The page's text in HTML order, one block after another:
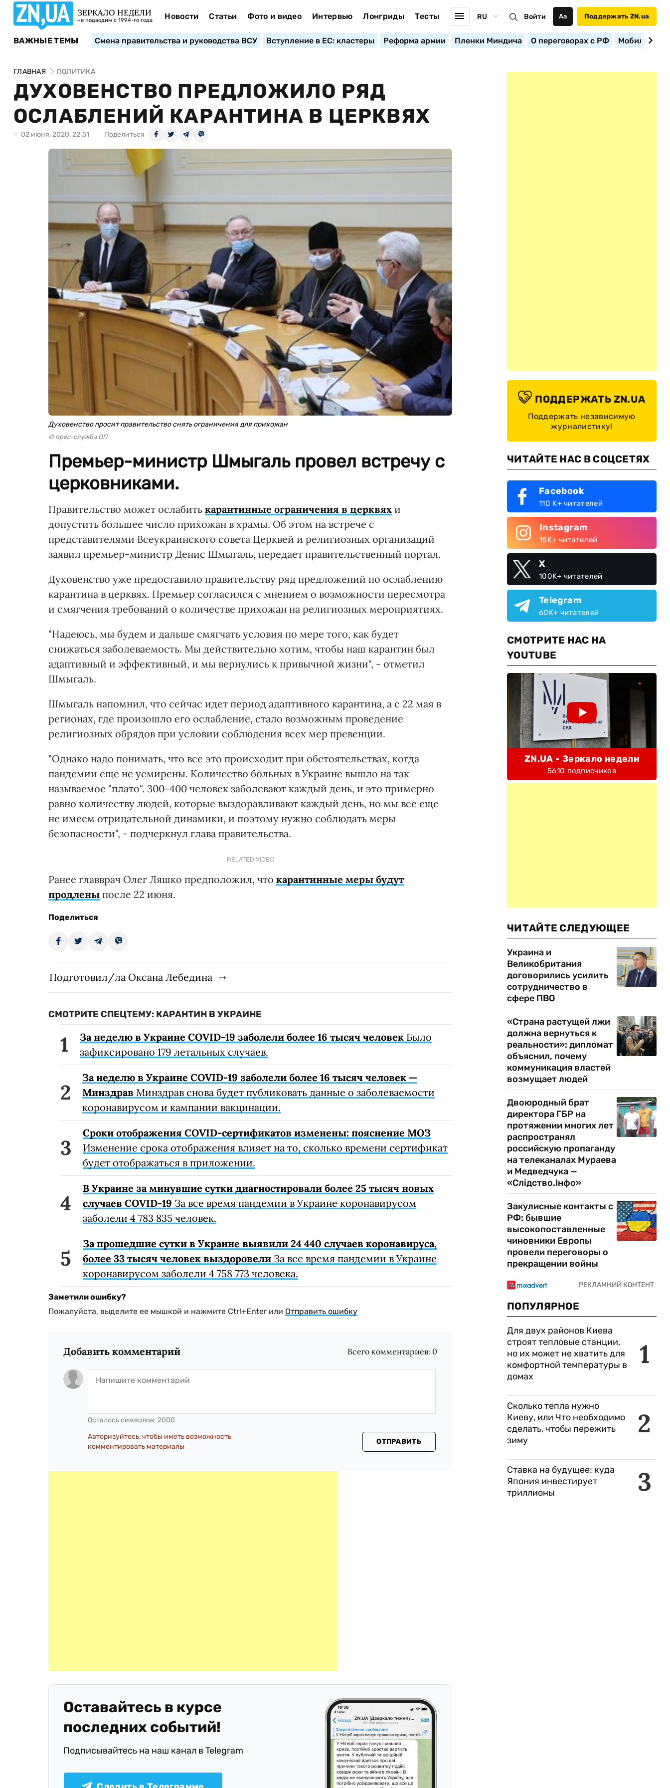
ЗЕРКАЛО НЕДЕЛИ
не подводим с 1994-го года Новости Статьи Фото и видео Интервью Лонгриды Тесты RU Войти Аа Поддержать ZN.ua
ВАЖНЫЕ ТЕМЫ Смена правительства и руководства ВСУ Вступление в ЕС: кластеры Реформа армии Пленки Миндича О переговорах с РФ
ГЛАВНАЯ ПОЛИТИКА
ДУХОВЕНСТВО ПРЕДЛОЖИЛО РЯД
ОСЛАБЛЕНИЙ КАРАНТИНА В ЦЕРКВЯХ
02 июня, 2020, 22:51 Поделиться
Духовенство просит правительство снять ограничения для прихожан
© прес-служба ОП
Премьер-министр Шмыгаль провел встречу с
церковниками.
Правительство может ослабить карантинные ограничения в церквях и
допустить большее число прихожан в храмы. Об этом на встрече с
представителями Всеукраинского совета Церквей и религиозных организаций
заявил премьер-министр Денис Шмыгаль, передает правительственный портал.
Духовенство уже предоставило правительству ряд предложений по ослаблению
карантина в церквях. Премьер согласился с мнением о возможности пересмотра
и смягчения требований о количестве прихожан на религиозных мероприятиях.
"Надеюсь, мы будем и дальше смягчать условия по мере того, как будет
снижаться заболеваемость. Мы действительно хотим, чтобы наш карантин был
адаптивный и эффективный, и мы вернулись к привычной жизни", - отметил
Шмыгаль.
Шмыгаль напомнил, что сейчас идет период адаптивного карантина, а с 22 мая в
регионах, где произошло его ослабление, стало возможным проведение
религиозных обрядов при условии соблюдения всех мер превенции.
"Однако надо понимать, что все это происходит при обстоятельствах, когда
пандемии еще не усмирены. Количество больных в Украине вышло на так
называемое "плато". 300-400 человек заболевают каждый день, и это примерно
равно количеству людей, которые выздоравливают каждый день, но мы все еще
не имеем отрицательной динамики, и поэтому нужно соблюдать меры
безопасности", - подчеркнул глава правительства.
RELATED VIDEO
Ранее главврач Олег Ляшко предположил, что карантинные меры будут
продлены после 22 июня.
Поделиться
Подготовил/ла Оксана Лебедина
СМОТРИТЕ СПЕЦТЕМУ: КАРАНТИН В УКРАИНЕ
За неделю в Украине COVID-19 заболели более 16 тысяч человек Было
зафиксировано 179 летальных случаев.
За неделю в Украине COVID-19 заболели более 16 тысяч человек —
Минздрав Минздрав снова будет публиковать данные о заболеваемости
коронавирусом и кампании вакцинации.
Сроки отображения COVID-сертификатов изменены: пояснение МОЗ
Изменение срока отображения влияет на то, сколько времени сертификат
будет отображаться в приложении.
В Украине за минувшие сутки диагностировали более 25 тысяч новых
случаев COVID-19 За все время пандемии в Украине коронавирусом
заболели 4 783 835 человек.
За прошедшие сутки в Украине выявили 24 440 случаев коронавируса,
более 33 тысяч человек выздоровели За все время пандемии в Украине
коронавирусом заболели 4 758 773 человека.
Заметили ошибку?
Пожалуйста, выделите ее мышкой и нажмите Ctrl+Enter или Отправить ошибку
Добавить комментарий Всего комментариев: 0
Осталось символов: 2000
Авторизуйтесь, чтобы иметь возможность
комментировать материалы
ОТПРАВИТЬ
Оставайтесь в курсе
последних событий!
Подписывайтесь на наш канал в Telegram
ПОДДЕРЖАТЬ ZN.UA
Поддержать независимую
журналистику!
ЧИТАЙТЕ НАС В СОЦСЕТЯХ
Facebook
110 K+ читателей
Instagram
15K+ читателей
X
100K+ читателей
Telegram
60K+ читателей
СМОТРИТЕ НАС НА
YOUTUBE
ZN.UA - Зеркало недели
5610 подписчиков
ЧИТАЙТЕ СЛЕДУЮЩЕЕ
Украина и
Великобритания
договорились усилить
сотрудничество в
сфере ПВО
«Страна растущей лжи
должна вернуться к
реальности»: дипломат
объяснил, почему
коммуникация властей
возмущает людей
Двоюродный брат
директора ГБР на
протяжении многих лет
распространял
российскую пропаганду
на телеканалах Мураева
и Медведчука —
«Слідство.Інфо»
Закулисные контакты с
РФ: бывшие
высокопоставленные
чиновники Европы
провели переговоры о
прекращении войны
ПОПУЛЯРНОЕ
1
Для двух районов Киева
строят тепловые станции,
но их может не хватить для
комфортной температуры в
домах
2
Сколько тепла нужно
Киеву, или Что необходимо
сделать, чтобы пережить
зиму
3
Ставка на будущее: куда
Япония инвестирует
триллионы